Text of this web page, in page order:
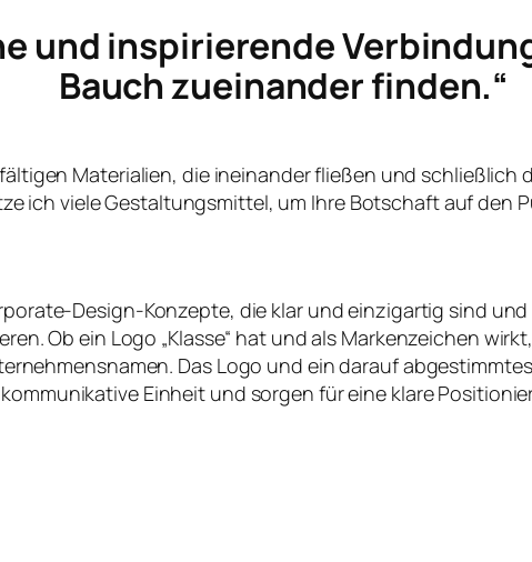
und inspirierende
Bauch zueinander finden.“
Materialien, die ineinander fließen und schließlich
ich viele Gestaltungsmittel, um Ihre Botschaft auf den
Design-Konzepte, die klar und einzigartig sind
Ob ein Logo „Klasse“ hat und als Markenzeichen
Das Logo und ein darauf
Einheit und sorgen für eine klare